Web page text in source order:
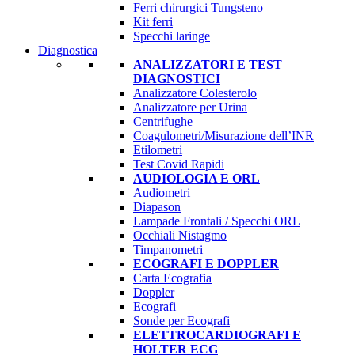
Ferri chirurgici Tungsteno
Kit ferri
Specchi laringe
Diagnostica
ANALIZZATORI E TEST
DIAGNOSTICI
Analizzatore Colesterolo
Analizzatore per Urina
Centrifughe
Coagulometri/Misurazione dell’INR
Etilometri
Test Covid Rapidi
AUDIOLOGIA E ORL
Audiometri
Diapason
Lampade Frontali / Specchi ORL
Occhiali Nistagmo
Timpanometri
ECOGRAFI E DOPPLER
Carta Ecografia
Doppler
Ecografi
Sonde per Ecografi
ELETTROCARDIOGRAFI E
HOLTER ECG